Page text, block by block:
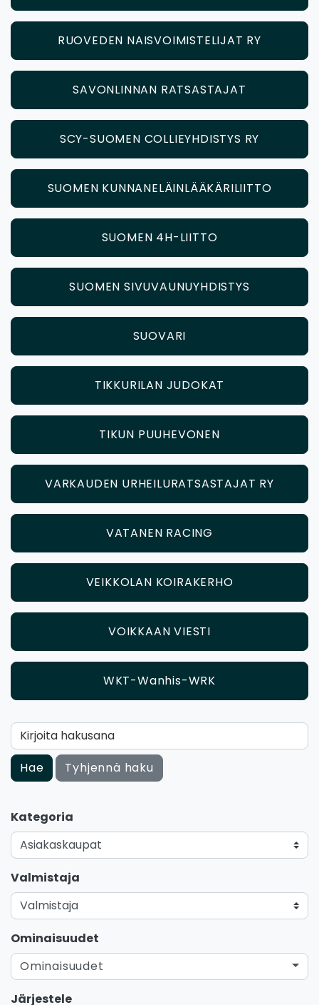
RUOVEDEN NAISVOIMISTELIJAT RY
SAVONLINNAN RATSASTAJAT
SCY-SUOMEN COLLIEYHDISTYS RY
SUOMEN KUNNANELÄINLÄÄKÄRILIITTO
SUOMEN 4H-LIITTO
SUOMEN SIVUVAUNUYHDISTYS
SUOVARI
TIKKURILAN JUDOKAT
TIKUN PUUHEVONEN
VARKAUDEN URHEILURATSASTAJAT RY
VATANEN RACING
VEIKKOLAN KOIRAKERHO
VOIKKAAN VIESTI
WKT-Wanhis-WRK
Kirjoita hakusana
Hae Tyhjennä haku
Kategoria
Valmistaja
Ominaisuudet
Ominaisuudet
Järjestele